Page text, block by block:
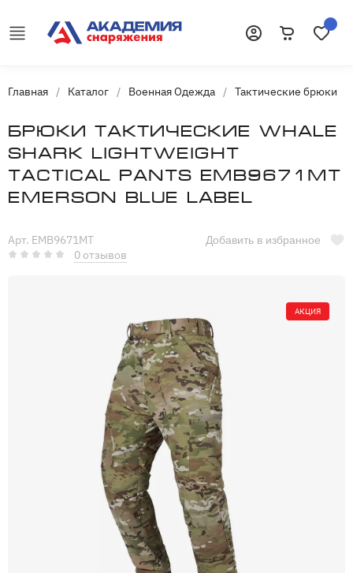
Главная / Каталог / Военная Одежда / Тактические брюки
Брюки тактические Whale
Shark Lightweight
Tactical Pants ЕМВ9671MT
Emerson blue label
Арт. EMB9671MT
0 отзывов
Добавить в избранное
АКЦИЯ